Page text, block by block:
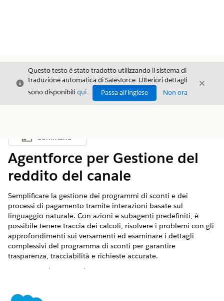
Chiudi
Questo testo è stato tradotto utilizzando il sistema di
traduzione automatica di Salesforce. Ulteriori dettagli
sono disponibili qui. Passa all'inglese Non ora
Chiudi
Mostra sommario
Sommario
Agentforce per Gestione del
reddito del canale
Semplificare la gestione dei programmi di sconti e dei
processi di pagamento tramite interazioni basate sul
linguaggio naturale. Con azioni e subagenti predefiniti, è
possibile tenere traccia dei calcoli, risolvere i problemi con gli
approfondimenti sui versamenti ed esaminare i dettagli
complessivi del programma di sconti per garantire
trasparenza, tracciabilità e richieste accurate.
VERSIONI (EDITION) RICHIESTE
Disponibile nelle versioni: Lightning Experience